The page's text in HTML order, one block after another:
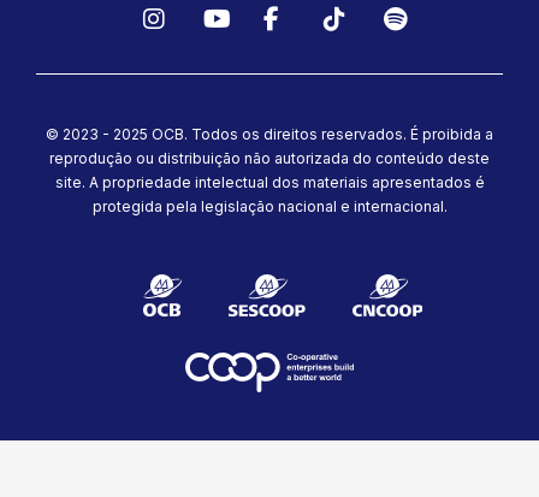
© 2023 - 2025 OCB. Todos os direitos reservados. É proibida a
reprodução ou distribuição não autorizada do conteúdo deste
site. A propriedade intelectual dos materiais apresentados é
protegida pela legislação nacional e internacional.